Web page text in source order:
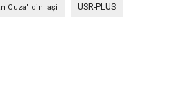
Cuza" din Iaşi USR-PLUS